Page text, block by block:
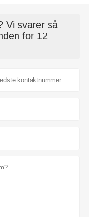
Vi svarer så
for 12